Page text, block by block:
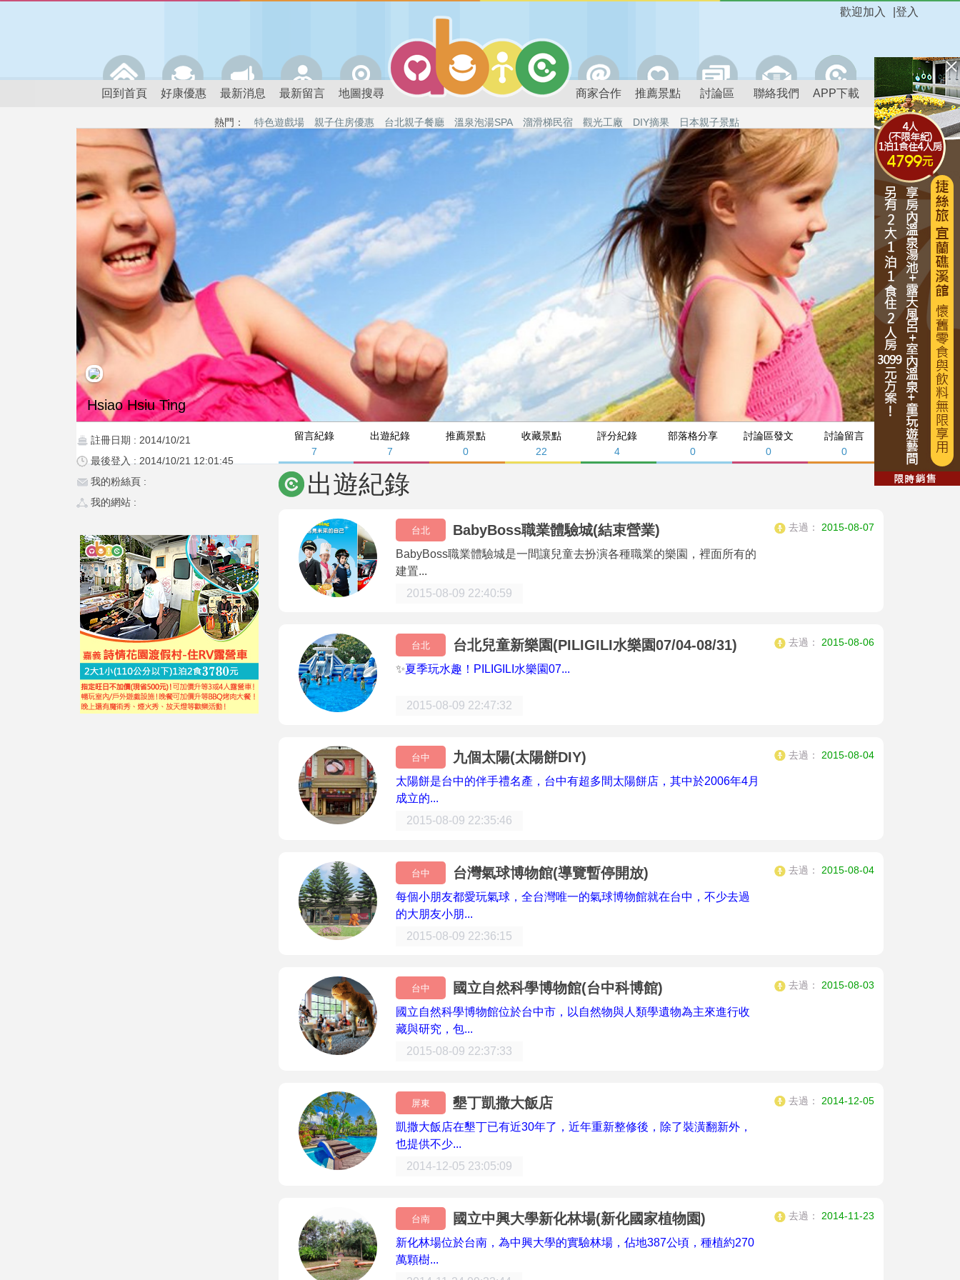
登入
歡迎加入
回到首頁 好康優惠 最新消息 最新留言 地圖搜尋 商家合作 推薦景點 討論區 聯絡我們 APP下載
熱門： 特色遊戲場 親子住房優惠 台北親子餐廳 溫泉泡湯SPA 溜滑梯民宿 觀光工廠 DIY摘果 日本親子景點
留言紀錄
7
出遊紀錄
7
推薦景點
0
收藏景點
22
評分紀錄
4
部落格分享
0
討論區發文
0
討論留言
0
Hsiao Hsiu Ting
註冊日期 : 2014/10/21
最後登入 : 2014/10/21 12:01:45
我的粉絲頁 :
我的網站 :
出遊紀錄
台北 BabyBoss職業體驗城(結束營業)
BabyBoss職業體驗城是一間讓兒童去扮演各種職業的樂園，裡面所有的
建置...
2015-08-09 22:40:59
去過： 2015-08-07
台北 台北兒童新樂園(PILIGILI水樂園07/04-08/31)
✨夏季玩水趣！PILIGILI水樂園07...
2015-08-09 22:47:32
去過： 2015-08-06
台中 九個太陽(太陽餅DIY)
太陽餅是台中的伴手禮名產，台中有超多間太陽餅店，其中於2006年4月
成立的...
2015-08-09 22:35:46
去過： 2015-08-04
台中 台灣氣球博物館(導覽暫停開放)
每個小朋友都愛玩氣球，全台灣唯一的氣球博物館就在台中，不少去過
的大朋友小朋...
2015-08-09 22:36:15
去過： 2015-08-04
台中 國立自然科學博物館(台中科博館)
國立自然科學博物館位於台中市，以自然物與人類學遺物為主來進行收
藏與研究，包...
2015-08-09 22:37:33
去過： 2015-08-03
屏東 墾丁凱撒大飯店
凱撒大飯店在墾丁已有近30年了，近年重新整修後，除了裝潢翻新外，
也提供不少...
2014-12-05 23:05:09
去過： 2014-12-05
台南 國立中興大學新化林場(新化國家植物園)
新化林場位於台南，為中興大學的實驗林場，佔地387公頃，種植約270
萬顆樹...
去過： 2014-11-23